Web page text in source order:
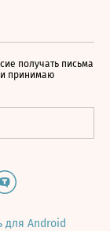
получать письма
и принимаю
для Android